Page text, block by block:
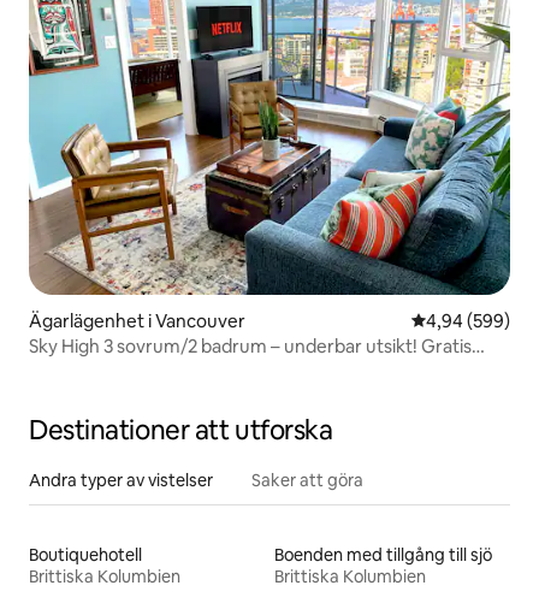
Ägarlägenhet i Vancouver 4,94 av 5 i
4,94 (599)
Sky High 3 sovrum/2 badrum – underbar utsikt! Gratis
Destinationer att utforska
Andra typer av vistelser Saker att göra
Boutiquehotell
Brittiska Kolumbien
Boenden med tillgång till sjö
Brittiska Kolumbien